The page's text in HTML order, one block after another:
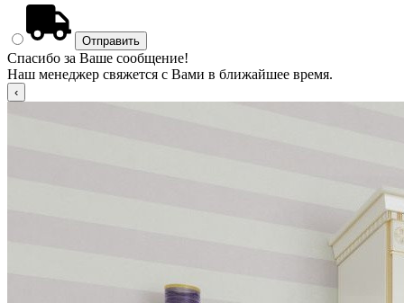
Спасибо за Ваше сообщение!
Наш менеджер свяжется с Вами в ближайшее время.